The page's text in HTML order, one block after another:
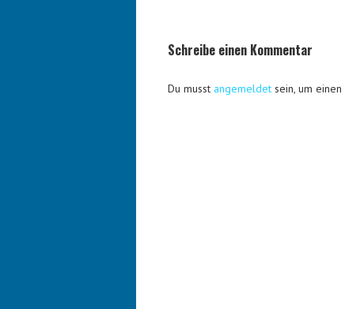
Schreibe einen Kommentar
Du musst angemeldet sein, um